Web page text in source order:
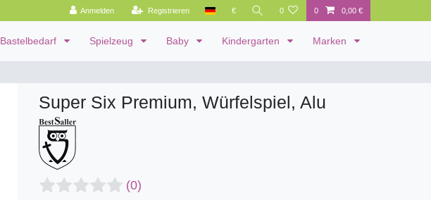
Anmelden Registrieren € 0 0 0,00 €
Bastelbedarf Spielzeug Baby Kindergarten Marken
Super Six Premium, Würfelspiel, Alu
(0)